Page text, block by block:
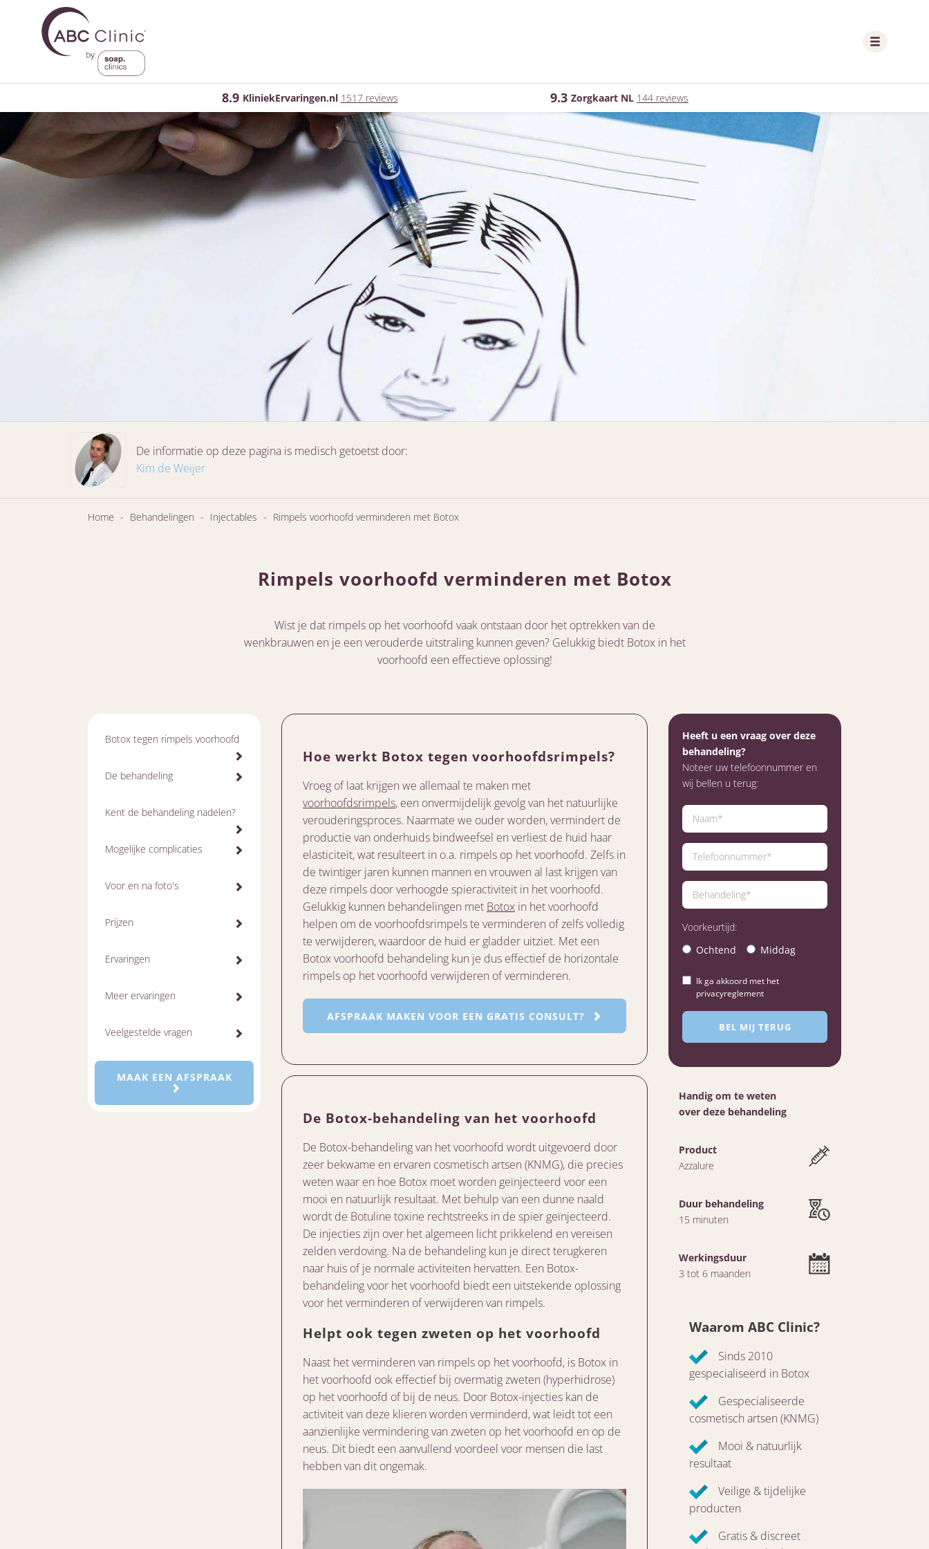
8.9 KliniekErvaringen.nl 1517 reviews 9.3 Zorgkaart NL 144 reviews
De informatie op deze pagina is medisch getoetst door:
Kim de Weijer
Home - Behandelingen - Injectables - Rimpels voorhoofd verminderen met Botox
Rimpels voorhoofd verminderen met Botox
Wist je dat rimpels op het voorhoofd vaak ontstaan door het optrekken van de
wenkbrauwen en je een verouderde uitstraling kunnen geven? Gelukkig biedt Botox in het
voorhoofd een effectieve oplossing!
Botox tegen rimpels voorhoofd
De behandeling
Kent de behandeling nadelen?
Mogelijke complicaties
Voor en na foto's
Prijzen
Ervaringen
Meer ervaringen
Veelgestelde vragen
MAAK EEN AFSPRAAK
Hoe werkt Botox tegen voorhoofdsrimpels?
Vroeg of laat krijgen we allemaal te maken met
voorhoofdsrimpels, een onvermijdelijk gevolg van het natuurlijke
verouderingsproces. Naarmate we ouder worden, vermindert de
productie van onderhuids bindweefsel en verliest de huid haar
elasticiteit, wat resulteert in o.a. rimpels op het voorhoofd. Zelfs in
de twintiger jaren kunnen mannen en vrouwen al last krijgen van
deze rimpels door verhoogde spieractiviteit in het voorhoofd.
Gelukkig kunnen behandelingen met Botox in het voorhoofd
helpen om de voorhoofdsrimpels te verminderen of zelfs volledig
te verwijderen, waardoor de huid er gladder uitziet. Met een
Botox voorhoofd behandeling kun je dus effectief de horizontale
rimpels op het voorhoofd verwijderen of verminderen.
AFSPRAAK MAKEN VOOR EEN GRATIS CONSULT?
De Botox-behandeling van het voorhoofd
De Botox-behandeling van het voorhoofd wordt uitgevoerd door
zeer bekwame en ervaren cosmetisch artsen (KNMG), die precies
weten waar en hoe Botox moet worden geïnjecteerd voor een
mooi en natuurlijk resultaat. Met behulp van een dunne naald
wordt de Botuline toxine rechtstreeks in de spier geïnjecteerd.
De injecties zijn over het algemeen licht prikkelend en vereisen
zelden verdoving. Na de behandeling kun je direct terugkeren
naar huis of je normale activiteiten hervatten. Een Botox-
behandeling voor het voorhoofd biedt een uitstekende oplossing
voor het verminderen of verwijderen van rimpels.
Helpt ook tegen zweten op het voorhoofd
Naast het verminderen van rimpels op het voorhoofd, is Botox in
het voorhoofd ook effectief bij overmatig zweten (hyperhidrose)
op het voorhoofd of bij de neus. Door Botox-injecties kan de
activiteit van deze klieren worden verminderd, wat leidt tot een
aanzienlijke vermindering van zweten op het voorhoofd en op de
neus. Dit biedt een aanvullend voordeel voor mensen die last
hebben van dit ongemak.
Heeft u een vraag over deze
behandeling?
Noteer uw telefoonnummer en
wij bellen u terug:
Voorkeurtijd:
Ochtend
Middag
Ik ga akkoord met het
privacyreglement
Handig om te weten
over deze behandeling
Product
Azzalure
Duur behandeling
15 minuten
Werkingsduur
3 tot 6 maanden
Waarom ABC Clinic?
Sinds 2010
gespecialiseerd in Botox
Gespecialiseerde
cosmetisch artsen (KNMG)
Mooi & natuurlijk
resultaat
Veilige & tijdelijke
producten
Gratis & discreet